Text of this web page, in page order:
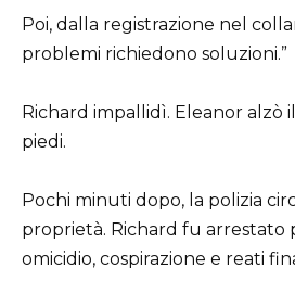
Poi, dalla registrazione nel
problemi richiedono soluzioni.”
Richard impallidì. Eleanor alzò
piedi.
Pochi minuti dopo, la polizia
proprietà. Richard fu arrestato
omicidio, cospirazione e reati